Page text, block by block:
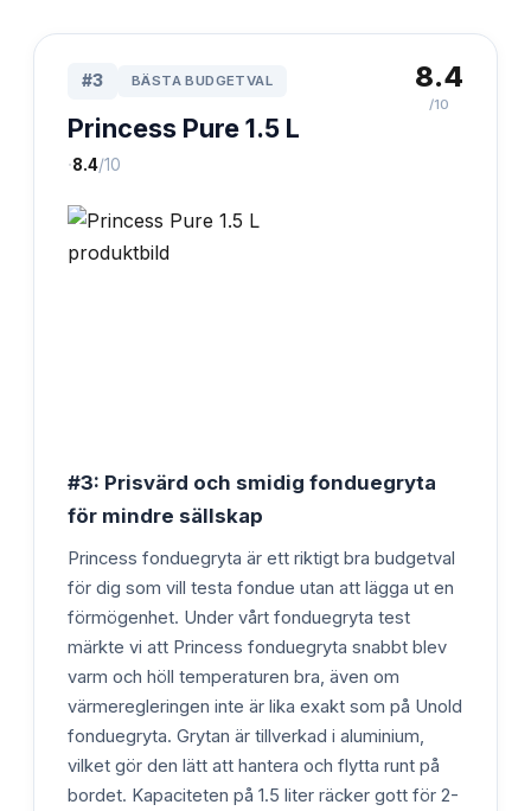
#3 BÄSTA BUDGETVAL
Princess Pure 1.5 L
·8.4/10
8.4
/10
#3: Prisvärd och smidig fonduegryta
för mindre sällskap
Princess fonduegryta är ett riktigt bra budgetval
för dig som vill testa fondue utan att lägga ut en
förmögenhet. Under vårt fonduegryta test
märkte vi att Princess fonduegryta snabbt blev
varm och höll temperaturen bra, även om
värmeregleringen inte är lika exakt som på Unold
fonduegryta. Grytan är tillverkad i aluminium,
vilket gör den lätt att hantera och flytta runt på
bordet. Kapaciteten på 1.5 liter räcker gott för 2-